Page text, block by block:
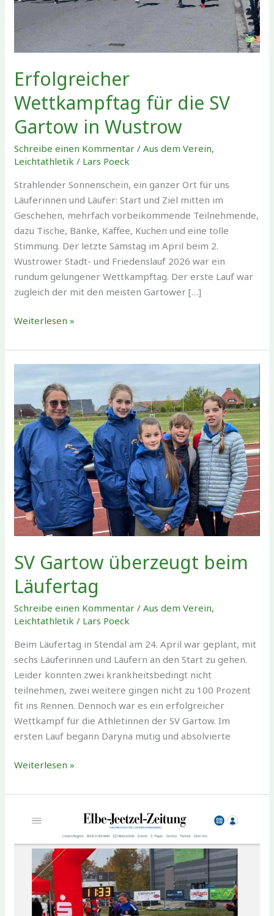
Erfolgreicher
Wettkampftag für die SV
Gartow in Wustrow
Schreibe einen Kommentar /Aus dem Verein,
Leichtathletik / Lars Poeck
Strahlender Sonnenschein, ein ganzer Ort für uns
Läuferinnen und Läufer: Start und Ziel mitten im
Geschehen, mehrfach vorbeikommende Teilnehmende,
dazu Tische, Bänke, Kaffee, Kuchen und eine tolle
Stimmung. Der letzte Samstag im April beim 2.
Wustrower Stadt- und Friedenslauf 2026 war ein
rundum gelungener Wettkampftag. Der erste Lauf war
zugleich der mit den meisten Gartower […]
Erfolgreicher
für
die
Gartow
in
Wustrow
Weiterlesen »
SV Gartow überzeugt beim
Läufertag
Schreibe einen Kommentar /Aus dem Verein,
Leichtathletik / Lars Poeck
Beim Läufertag in Stendal am 24. April war geplant, mit
sechs Läuferinnen und Läufern an den Start zu gehen.
Leider konnten zwei krankheitsbedingt nicht
teilnehmen, zwei weitere gingen nicht zu 100 Prozent
fit ins Rennen. Dennoch war es ein erfolgreicher
Wettkampf für die Athletinnen der SV Gartow. Im
ersten Lauf begann Daryna mutig und absolvierte
SV
überzeugt
Läufertag
Weiterlesen »